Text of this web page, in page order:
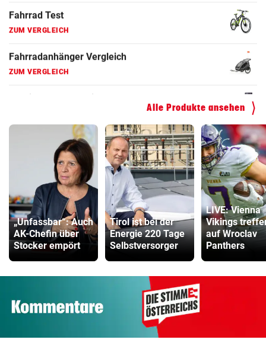
Kinderfahrrad Vergleich
Alle Produkte ansehen
„Unfassbar“: Auch
AK-Chefin über
Stocker empört
Tirol ist bei der
Energie 220 Tage
Selbstversorger
LIVE: Vienna
Vikings
auf Wroclav
Panthers